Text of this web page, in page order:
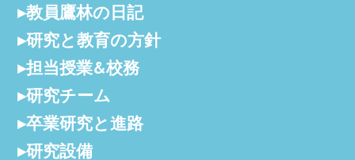
教員鷹林の日記
研究と教育の方針
担当授業&校務
研究チーム
卒業研究と進路
研究設備